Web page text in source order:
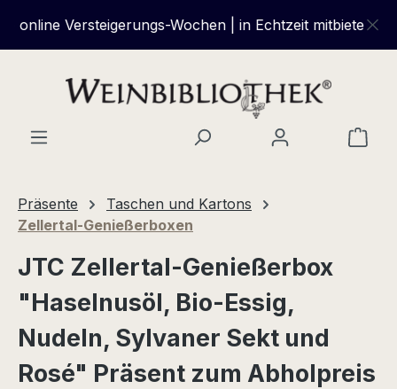
Zum Hauptinhalt springen
Versteigerungs-Wochen | in Echtzeit mitbieten und
Präsente
Taschen und Kartons
Zellertal-Genießerboxen
JTC Zellertal-Genießerbox
"Haselnusöl, Bio-Essig,
Nudeln, Sylvaner Sekt und
Rosé" Präsent zum Abholpreis